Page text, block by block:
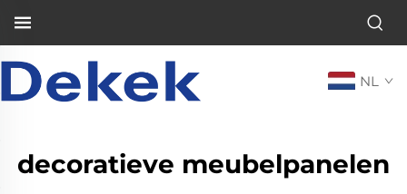
NL
decoratieve meubelpanelen